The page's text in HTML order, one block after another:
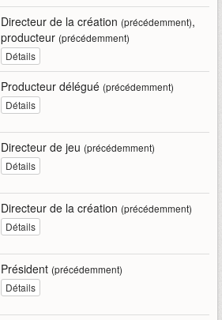
Directeur de la création (précédemment),
producteur (précédemment)
Détails
Producteur délégué (précédemment)
Détails
Directeur de jeu (précédemment)
Détails
Directeur de la création (précédemment)
Détails
Président (précédemment)
Détails